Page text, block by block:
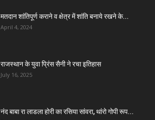
मतदान शांतिपूर्ण कराने व क्षेत्र में शांति बनाये रखने के...
April 4, 2024
राजस्थान के युवा प्रिंस सैनी ने रचा इतिहास
July 16, 2025
नंद बाबा रा लाडला होरी का रसिया सांवरा, थांरो गोपी रूप...